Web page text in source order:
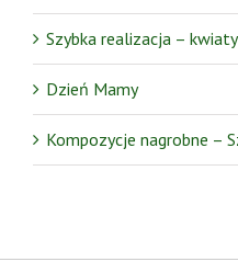
Szybka realizacja –
Dzień Mamy
Kompozycje nagrobne –